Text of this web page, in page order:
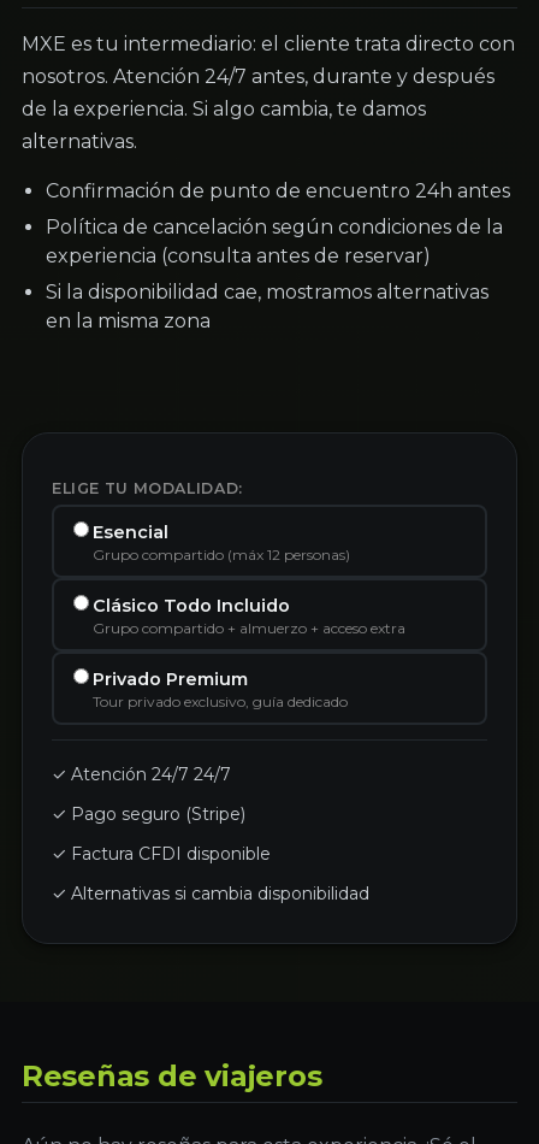
MXE es tu intermediario: el cliente trata directo con
nosotros. Atención 24/7 antes, durante y después
de la experiencia. Si algo cambia, te damos
alternativas.
Confirmación de punto de encuentro 24h antes
Política de cancelación según condiciones de la
experiencia (consulta antes de reservar)
Si la disponibilidad cae, mostramos alternativas
en la misma zona
ELIGE TU MODALIDAD:
Esencial
Grupo compartido (máx 12 personas)
Clásico Todo Incluido
Grupo compartido + almuerzo + acceso extra
Privado Premium
Tour privado exclusivo, guía dedicado
✓ Atención 24/7 24/7
✓ Pago seguro (Stripe)
✓ Factura CFDI disponible
✓ Alternativas si cambia disponibilidad
Reseñas de viajeros